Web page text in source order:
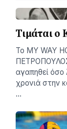
Τιμάται
Το MY WAY
αγαπηθεί όσο
χρονιά στην
…